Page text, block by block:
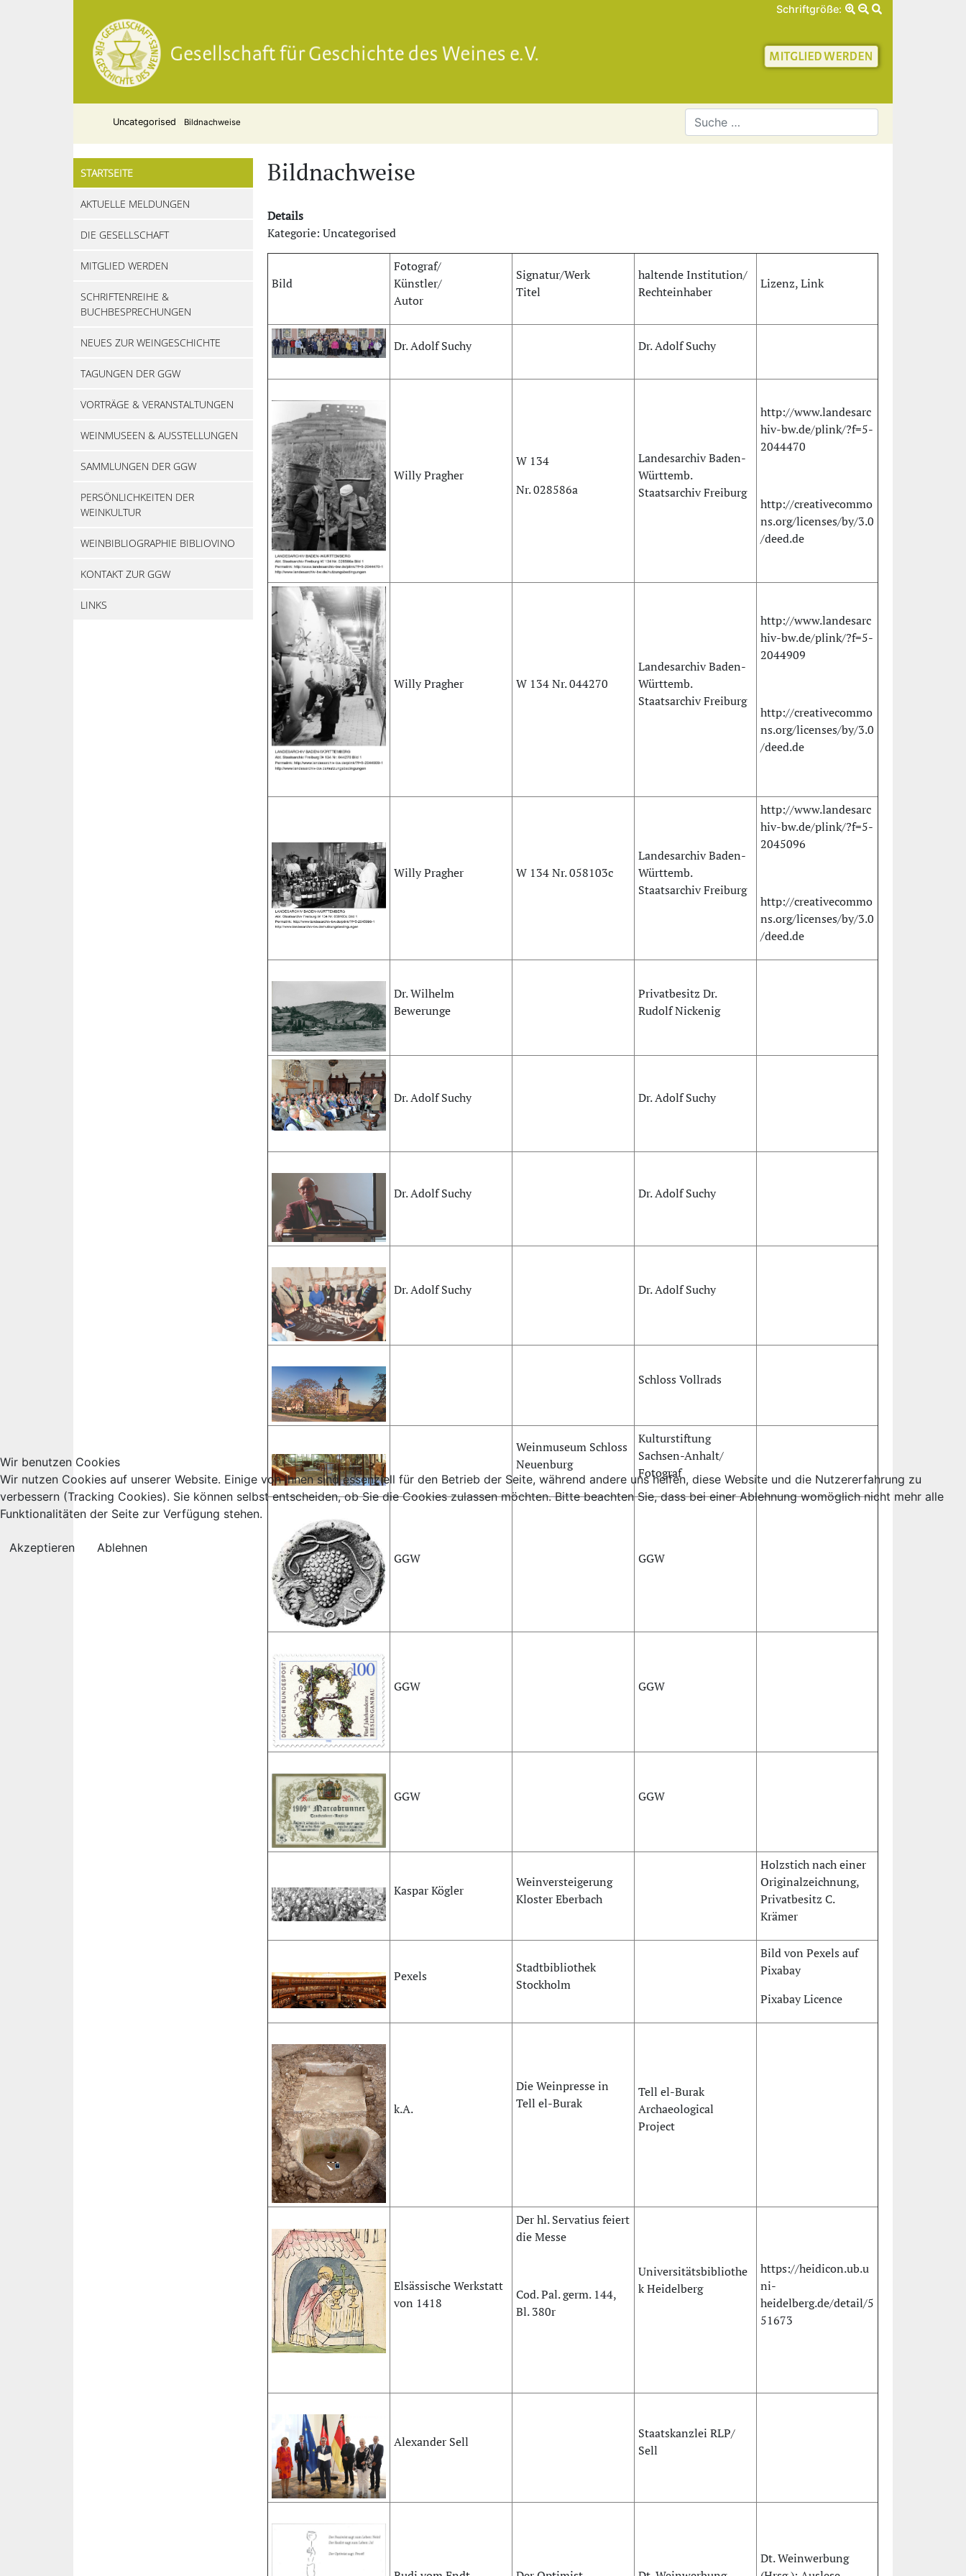
Schriftgröße:
Gesellschaft für Geschichte
Uncategorised Bildnachweise
STARTSEITE
AKTUELLE MELDUNGEN
DIE GESELLSCHAFT
MITGLIED WERDEN
SCHRIFTENREIHE &
BUCHBESPRECHUNGEN
NEUES ZUR WEINGESCHICHTE
TAGUNGEN DER GGW
VORTRÄGE & VERANSTALTUNGEN
WEINMUSEEN & AUSSTELLUNGEN
SAMMLUNGEN DER GGW
PERSÖNLICHKEITEN DER
WEINKULTUR
WEINBIBLIOGRAPHIE BIBLIOVINO
KONTAKT ZUR GGW
LINKS
Bildnachweise
Details
Kategorie: Uncategorised
Bild
Fotograf/
Künstler/
Autor
Signatur/Werk
Titel
haltende Institution/
Rechteinhaber
Lizenz, Link
Dr. Adolf Suchy Dr. Adolf Suchy
Willy Pragher
W 134
Nr. 028586a
Landesarchiv Baden-
Württemb.
Staatsarchiv Freiburg
http://www.landesarc
hiv-bw.de/plink/?f=5-
2044470
http://creativecommo
ns.org/licenses/by/3.0
/deed.de
Willy Pragher W 134 Nr. 044270
Landesarchiv Baden-
Württemb.
Staatsarchiv Freiburg
http://www.landesarc
hiv-bw.de/plink/?f=5-
2044909
http://creativecommo
ns.org/licenses/by/3.0
/deed.de
Willy Pragher W 134 Nr. 058103c
Landesarchiv Baden-
Württemb.
Staatsarchiv Freiburg
http://www.landesarc
hiv-bw.de/plink/?f=5-
2045096
http://creativecommo
ns.org/licenses/by/3.0
/deed.de
Dr. Wilhelm
Bewerunge
Privatbesitz Dr.
Rudolf Nickenig
Dr. Adolf Suchy Dr. Adolf Suchy
Dr. Adolf Suchy Dr. Adolf Suchy
Dr. Adolf Suchy Dr. Adolf Suchy
Schloss Vollrads
Weinmuseum Schloss
Neuenburg
Kulturstiftung
Sachsen-Anhalt/
Fotograf
GGW GGW
GGW GGW
GGW GGW
Kaspar Kögler
Weinversteigerung
Kloster Eberbach
Holzstich nach einer
Originalzeichnung,
Privatbesitz C.
Krämer
Pexels
Stadtbibliothek
Stockholm
Bild von Pexels auf
Pixabay
Pixabay Licence
k.A.
Die Weinpresse in
Tell el-Burak
Tell el-Burak
Archaeological
Project
Elsässische Werkstatt
von 1418
Der hl. Servatius feiert
die Messe
Cod. Pal. germ. 144,
Bl. 380r
Universitätsbibliothe
k Heidelberg
https://heidicon.ub.u
ni-
heidelberg.de/detail/5
51673
Alexander Sell
Staatskanzlei RLP/
Sell
Dt. Weinwerbung
Wir benutzen Cookies
Wir nutzen Cookies auf unserer Website. Einige von ihnen sind essenziell für den Betrieb der Seite, während andere uns helfen, diese Website und die Nutzererfahrung zu
verbessern (Tracking Cookies). Sie können selbst entscheiden, ob Sie die Cookies zulassen möchten. Bitte beachten Sie, dass bei einer Ablehnung womöglich nicht mehr alle
Funktionalitäten der Seite zur Verfügung stehen.
Akzeptieren Ablehnen